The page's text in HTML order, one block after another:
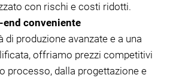
con rischi e costi ridotti.
conveniente
di produzione avanzate e a una
offriamo prezzi competitivi
processo, dalla progettazione e